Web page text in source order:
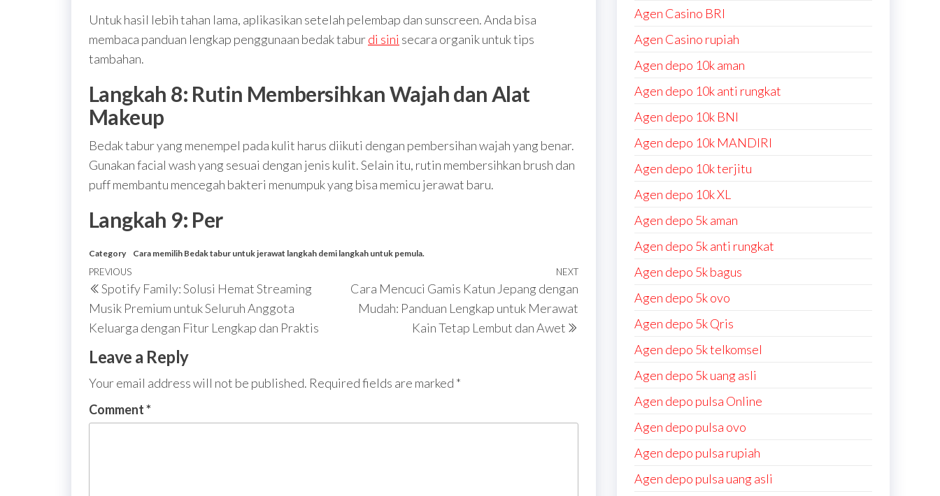
Untuk hasil lebih tahan lama, aplikasikan setelah pelembap dan sunscreen. Anda bisa
membaca panduan lengkap penggunaan bedak taburdi sini secara organik untuk tips
tambahan.
Langkah 8: Rutin Membersihkan Wajah dan Alat
Makeup
Bedak tabur yang menempel pada kulit harus diikuti dengan pembersihan wajah yang benar.
Gunakan facial wash yang sesuai dengan jenis kulit. Selain itu, rutin membersihkan brush dan
puff membantu mencegah bakteri menumpuk yang bisa memicu jerawat baru.
Langkah 9: Per
Category Cara memilih Bedak tabur untuk jerawat langkah demi langkah untuk pemula.
Post
navigation
Previous
Post
PREVIOUS
Spotify Family: Solusi Hemat Streaming
Musik Premium untuk Seluruh Anggota
Keluarga dengan Fitur Lengkap dan Praktis
Next
NEXT
Cara Mencuci Gamis Katun Jepang dengan
Mudah: Panduan Lengkap untuk Merawat
Kain Tetap Lembut dan Awet
Leave a Reply
Your email address will not be published. Required fields are marked *
Comment*
Agen Casino BRI
Agen Casino rupiah
Agen depo 10k aman
Agen depo 10k anti rungkat
Agen depo 10k BNI
Agen depo 10k MANDIRI
Agen depo 10k terjitu
Agen depo 10k XL
Agen depo 5k aman
Agen depo 5k anti rungkat
Agen depo 5k bagus
Agen depo 5k ovo
Agen depo 5k Qris
Agen depo 5k telkomsel
Agen depo 5k uang asli
Agen depo pulsa Online
Agen depo pulsa ovo
Agen depo pulsa rupiah
Agen depo pulsa uang asli